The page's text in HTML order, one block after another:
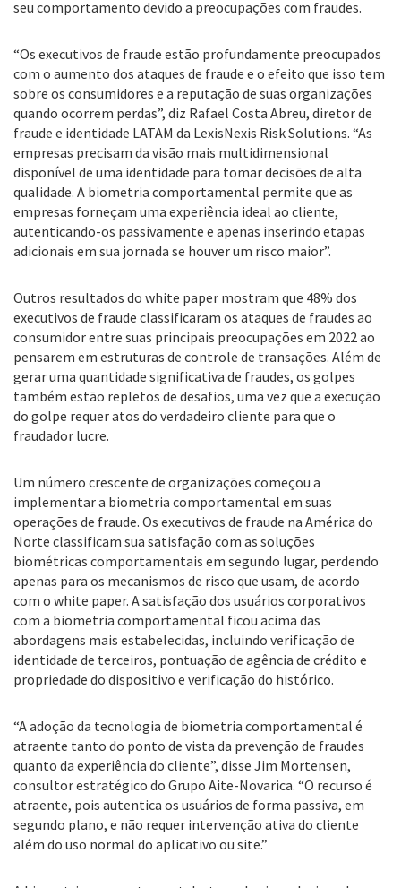
seu comportamento devido a preocupações com fraudes.
“Os executivos de fraude estão profundamente preocupados
com o aumento dos ataques de fraude e o efeito que isso tem
sobre os consumidores e a reputação de suas organizações
quando ocorrem perdas”, diz Rafael Costa Abreu, diretor de
fraude e identidade LATAM da LexisNexis Risk Solutions. “As
empresas precisam da visão mais multidimensional
disponível de uma identidade para tomar decisões de alta
qualidade. A biometria comportamental permite que as
empresas forneçam uma experiência ideal ao cliente,
autenticando-os passivamente e apenas inserindo etapas
adicionais em sua jornada se houver um risco maior”.
Outros resultados do white paper mostram que 48% dos
executivos de fraude classificaram os ataques de fraudes ao
consumidor entre suas principais preocupações em 2022 ao
pensarem em estruturas de controle de transações. Além de
gerar uma quantidade significativa de fraudes, os golpes
também estão repletos de desafios, uma vez que a execução
do golpe requer atos do verdadeiro cliente para que o
fraudador lucre.
Um número crescente de organizações começou a
implementar a biometria comportamental em suas
operações de fraude. Os executivos de fraude na América do
Norte classificam sua satisfação com as soluções
biométricas comportamentais em segundo lugar, perdendo
apenas para os mecanismos de risco que usam, de acordo
com o white paper. A satisfação dos usuários corporativos
com a biometria comportamental ficou acima das
abordagens mais estabelecidas, incluindo verificação de
identidade de terceiros, pontuação de agência de crédito e
propriedade do dispositivo e verificação do histórico.
“A adoção da tecnologia de biometria comportamental é
atraente tanto do ponto de vista da prevenção de fraudes
quanto da experiência do cliente”, disse Jim Mortensen,
consultor estratégico do Grupo Aite-Novarica. “O recurso é
atraente, pois autentica os usuários de forma passiva, em
segundo plano, e não requer intervenção ativa do cliente
além do uso normal do aplicativo ou site.”